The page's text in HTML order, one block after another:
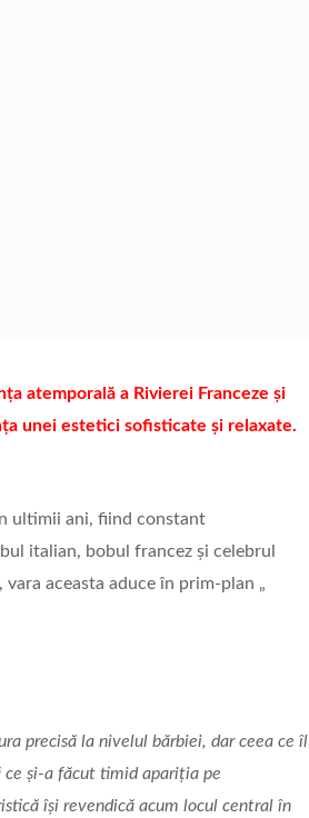
atemporală a Rivierei Franceze și
unei estetici sofisticate și relaxate.
ultimii ani, fiind constant
italian, bobul francez și celebrul
aceasta aduce în prim-plan „
precisă la nivelul bărbiei, dar ceea ce îl
și-a făcut timid apariția pe
își revendică acum locul central în